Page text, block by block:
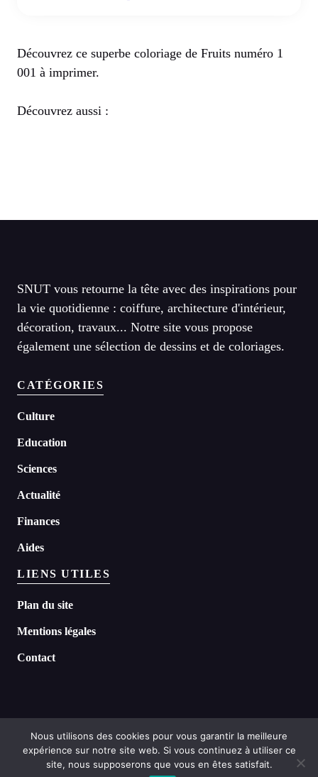
Découvrez ce superbe coloriage de Fruits numéro 1
001 à imprimer.
Découvrez aussi :
SNUT vous retourne la tête avec des inspirations pour
la vie quotidienne : coiffure, architecture d'intérieur,
décoration, travaux... Notre site vous propose
également une sélection de dessins et de coloriages.
CATÉGORIES
Culture
Education
Sciences
Actualité
Finances
Aides
LIENS UTILES
Plan du site
Mentions légales
Contact
©2026 Headline tous droits réservés
Nous utilisons des cookies pour vous garantir la meilleure
expérience sur notre site web. Si vous continuez à utiliser ce
site, nous supposerons que vous en êtes satisfait.